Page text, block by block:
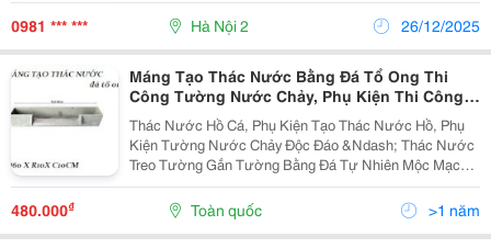
Thường Dùng Loại Kích Cỡ 145X145Mm. Lưới Được
Làm Bằng Sợi Pe,
0981 *** *** Hà Nội 2 26/12/2025
Máng Tạo Thác Nước Bằng Đá Tổ Ong Thi
Công Tường Nước Chảy, Phụ Kiện Thi Công
Thác Nước Hồ Cá, Phụ Kiện Thác Nước Treo
Tường, Hồ Bơi
Thác Nước Hồ Cá, Phụ Kiện Tạo Thác Nước Hồ, Phụ
Kiện Tường Nước Chảy Độc Đáo &Ndash; Thác Nước
Treo Tường Gắn Tường Bằng Đá Tự Nhiên Mộc Mạc
Đơn Sơ Gần Gửi .Được Thiết Kế Để Sử Dụng Cho Các
Hệ Thống Thác Bể Cá Và Lọc Nước Bể Cá, Thác Nước
480.000₫ Toàn quốc >1 năm